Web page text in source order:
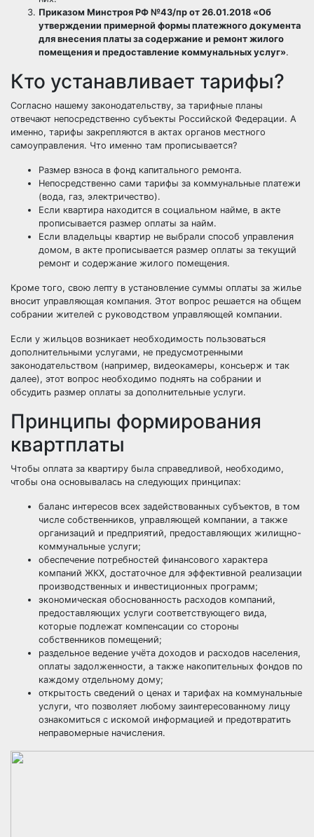
Приказом Минстроя РФ №43/пр от 26.01.2018 «Об
утверждении примерной формы платежного документа
для внесения платы за содержание и ремонт жилого
помещения и предоставление коммунальных услуг».
Кто устанавливает тарифы?
Согласно нашему законодательству, за тарифные планы
отвечают непосредственно субъекты Российской Федерации. А
именно, тарифы закрепляются в актах органов местного
самоуправления. Что именно там прописывается?
Размер взноса в фонд капитального ремонта.
Непосредственно сами тарифы за коммунальные платежи
(вода, газ, электричество).
Если квартира находится в социальном найме, в акте
прописывается размер оплаты за найм.
Если владельцы квартир не выбрали способ управления
домом, в акте прописывается размер оплаты за текущий
ремонт и содержание жилого помещения.
Кроме того, свою лепту в установление суммы оплаты за жилье
вносит управляющая компания. Этот вопрос решается на общем
собрании жителей с руководством управляющей компании.
Если у жильцов возникает необходимость пользоваться
дополнительными услугами, не предусмотренными
законодательством (например, видеокамеры, консьерж и так
далее), этот вопрос необходимо поднять на собрании и
обсудить размер оплаты за дополнительные услуги.
Принципы формирования
квартплаты
Чтобы оплата за квартиру была справедливой, необходимо,
чтобы она основывалась на следующих принципах:
баланс интересов всех задействованных субъектов, в том
числе собственников, управляющей компании, а также
организаций и предприятий, предоставляющих жилищно-
коммунальные услуги;
обеспечение потребностей финансового характера
компаний ЖКХ, достаточное для эффективной реализации
производственных и инвестиционных программ;
экономическая обоснованность расходов компаний,
предоставляющих услуги соответствующего вида,
которые подлежат компенсации со стороны
собственников помещений;
раздельное ведение учёта доходов и расходов населения,
оплаты задолженности, а также накопительных фондов по
каждому отдельному дому;
открытость сведений о ценах и тарифах на коммунальные
услуги, что позволяет любому заинтересованному лицу
ознакомиться с искомой информацией и предотвратить
неправомерные начисления.